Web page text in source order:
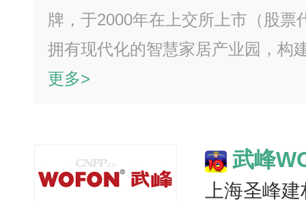
牌，于2000年在上交所上市（股票
拥有现代化的智慧家居产业园，构
更多>
武峰
上海圣峰